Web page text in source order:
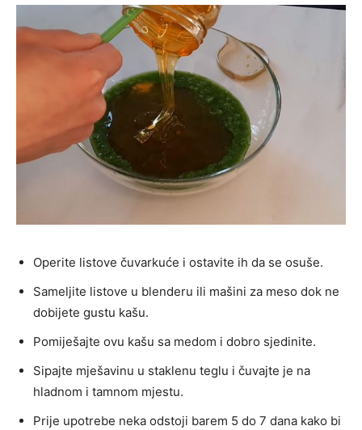
Operite listove čuvarkuće i ostavite ih da se osuše.
Sameljite listove u blenderu ili mašini za meso dok ne
dobijete gustu kašu.
Pomiješajte ovu kašu sa medom i dobro sjedinite.
Sipajte mješavinu u staklenu teglu i čuvajte je na
hladnom i tamnom mjestu.
Prije upotrebe neka odstoji barem 5 do 7 dana kako bi